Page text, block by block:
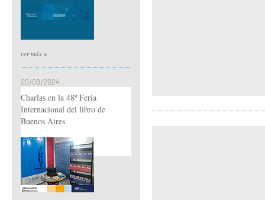
ver más >
20/08/2024
Charlas en la 48º Feria
Internacional del libro de
Buenos Aires